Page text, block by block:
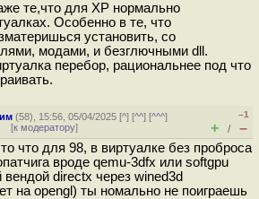
те,что для ХР нормально
Особенно в те, что
установить, со
модами, и безглючными dll.
перебор, рациональнее под что
(58), 15:56, 05/04/2025 [^] [^^] [^^^]
[к модератору]
–1
+ / –
что для 98, в виртуалке без проброса
вроде qemu-3dfx или softgpu
вендой directx через wined3d
на opengl) ты номально не поиграешь